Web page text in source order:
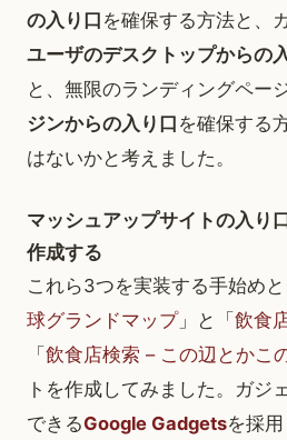
の入り口 を確保する方法と、
ユーザのデスクトップからの
と、無限のランディングペー
ジンからの入り口 を確保する
はないかと考えました。
マッシュアップサイトの入り
作成する
これら3つを実装する手始め
球グランドマップ」と「 飲食
「 飲食店検索 – この辺とかこ
トを作成してみました。ガジ
できるGoogle Gadgetsを採用